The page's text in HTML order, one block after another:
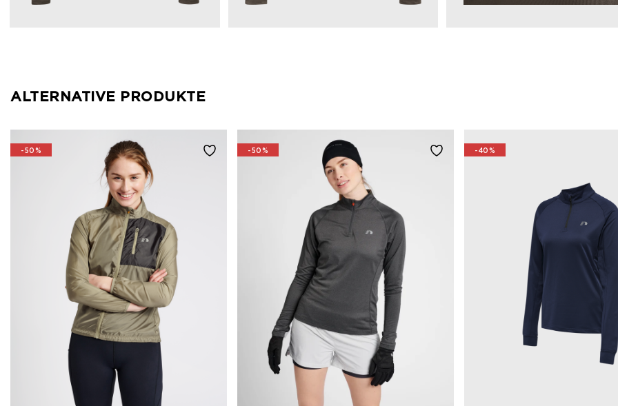
ALTERNATIVE PRODUKTE
-50% -50% -40%